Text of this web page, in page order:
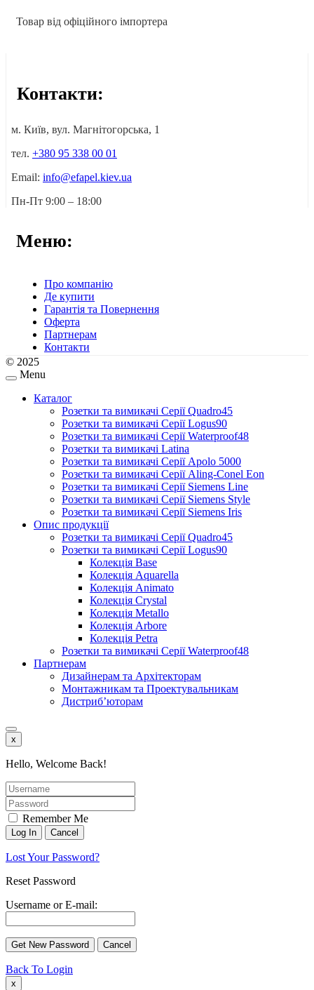
Товар від офіційного імпортера
Контакти:
м. Київ, вул. Магнітогорська, 1
тел. +380 95 338 00 01
Email: info@efapel.kiev.ua
Пн-Пт 9:00 – 18:00
Меню:
Про компанію
Де купити
Гарантія та Повернення
Оферта
Партнерам
Контакти
© 2025
Menu
Каталог
Розетки та вимикачі Серії Quadro45
Розетки та вимикачі Серії Logus90
Розетки та вимикачі Серії Waterproof48
Розетки та вимикачі Latina
Розетки та вимикачі Серії Apolo 5000
Розетки та вимикачі Серії Aling-Conel Eon
Розетки та вимикачі Серії Siemens Line
Розетки та вимикачі Серії Siemens Style
Розетки та вимикачі Серії Siemens Iris
Опис продукції
Розетки та вимикачі Серії Quadro45
Розетки та вимикачі Серії Logus90
Колекція Base
Колекція Aquarella
Колекція Animato
Колекція Crystal
Колекція Metallo
Колекція Arbore
Колекція Petra
Розетки та вимикачі Серії Waterproof48
Партнерам
Дизайнерам та Архітекторам
Монтажникам та Проектувальникам
Дистриб’юторам
x
Hello, Welcome Back!
Remember Me
Lost Your Password?
Reset Password
Username or E-mail:
Back To Login
x